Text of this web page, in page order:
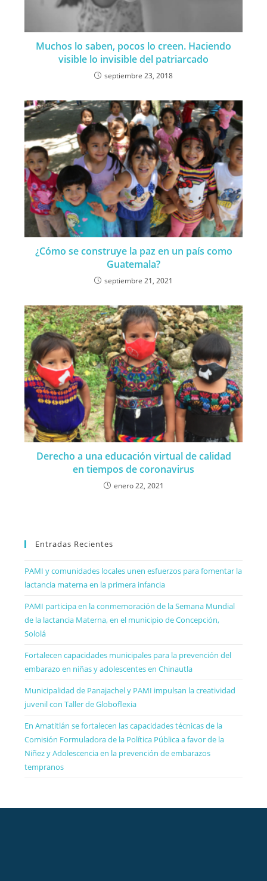
Muchos lo saben, pocos lo creen. Haciendo
visible lo invisible del patriarcado
septiembre 23, 2018
¿Cómo se construye la paz en un país como
Guatemala?
septiembre 21, 2021
Derecho a una educación virtual de calidad
en tiempos de coronavirus
enero 22, 2021
Entradas Recientes
PAMI y comunidades locales unen esfuerzos para fomentar la
lactancia materna en la primera infancia
PAMI participa en la conmemoración de la Semana Mundial
de la lactancia Materna, en el municipio de Concepción,
Sololá
Fortalecen capacidades municipales para la prevención del
embarazo en niñas y adolescentes en Chinautla
Municipalidad de Panajachel y PAMI impulsan la creatividad
juvenil con Taller de Globoflexia
En Amatitlán se fortalecen las capacidades técnicas de la
Comisión Formuladora de la Política Pública a favor de la
Niñez y Adolescencia en la prevención de embarazos
tempranos